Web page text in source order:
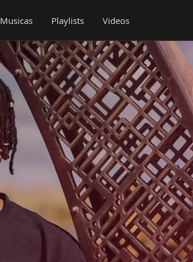
Musicas Playlists Videos